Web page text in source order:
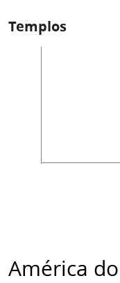
Templos
América